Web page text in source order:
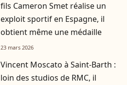
fils Cameron Smet réalise un
exploit sportif en Espagne, il
obtient même une médaille
23 mars 2026
Vincent Moscato à Saint-Barth :
loin des studios de RMC, il